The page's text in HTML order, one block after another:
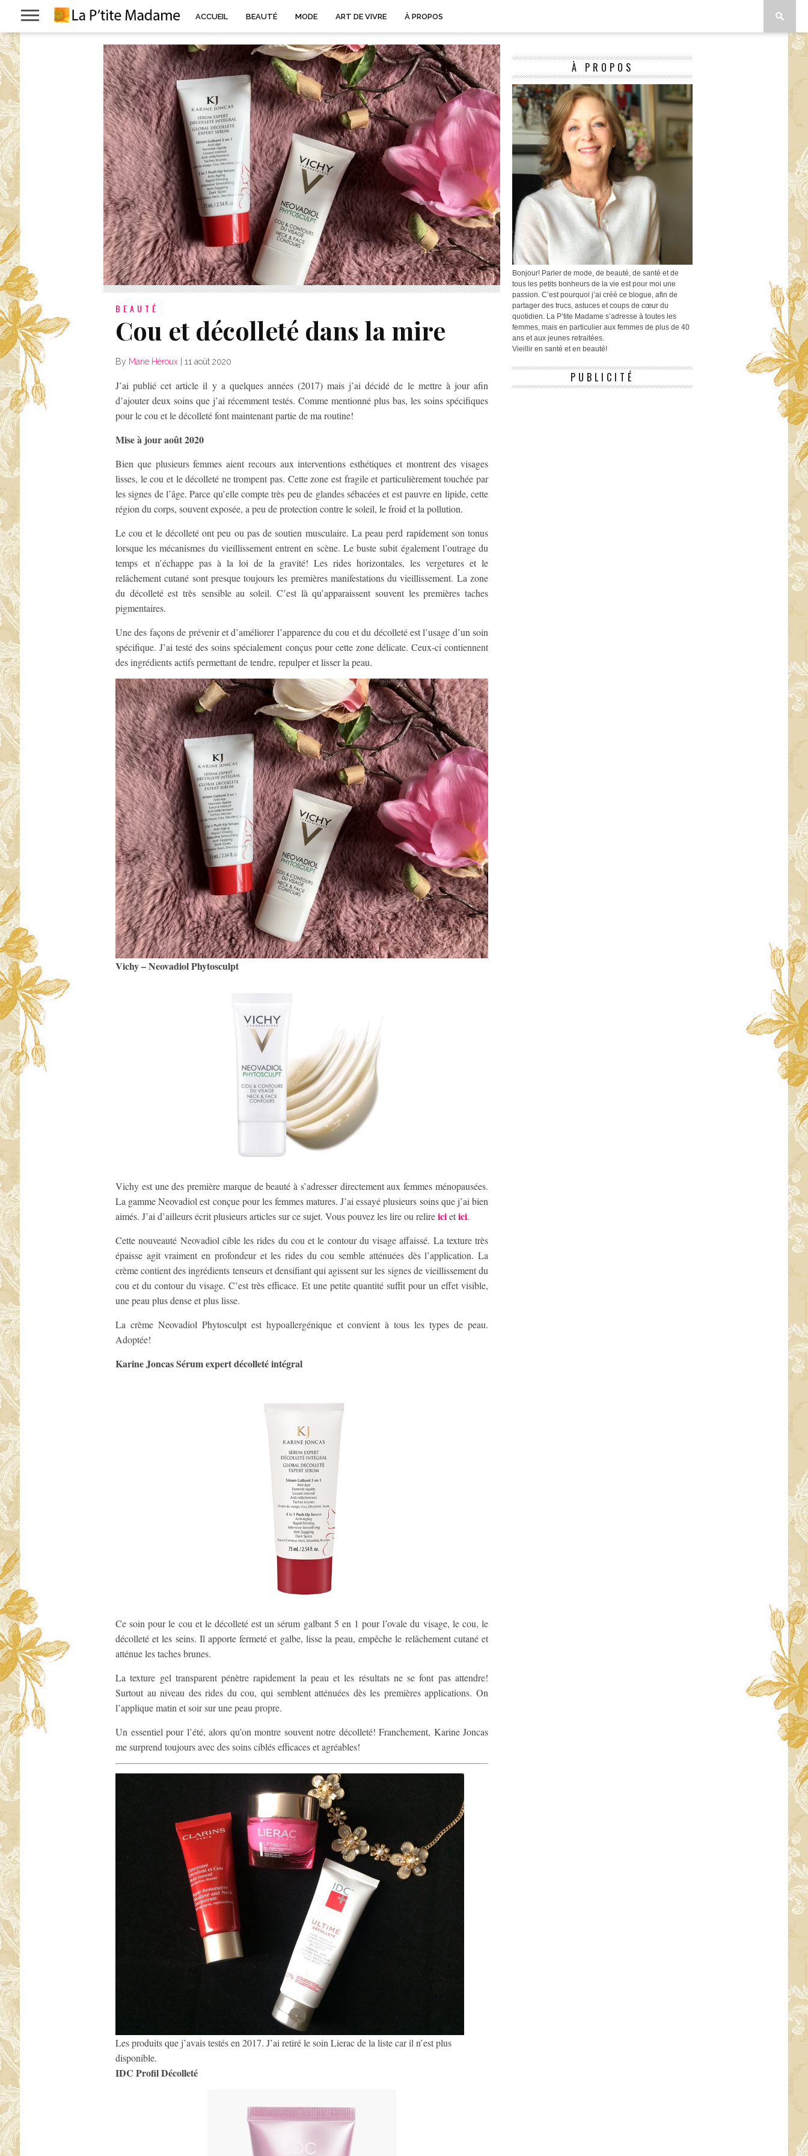
ACCUEIL BEAUTÉ MODE ART DE VIVRE À PROPOS
BEAUTÉ
Cou et décolleté dans la mire
By Marie Héroux 11 août 2020
J’ai publié cet article il y a quelques années (2017) mais j’ai décidé de le mettre à jour afin
d’ajouter deux soins que j’ai récemment testés. Comme mentionné plus bas, les soins spécifiques
pour le cou et le décolleté font maintenant partie de ma routine!
Mise à jour août 2020
Bien que plusieurs femmes aient recours aux interventions esthétiques et montrent des visages
lisses, le cou et le décolleté ne trompent pas. Cette zone est fragile et particulièrement touchée par
les signes de l’âge. Parce qu’elle compte très peu de glandes sébacées et est pauvre en lipide, cette
région du corps, souvent exposée, a peu de protection contre le soleil, le froid et la pollution.
Le cou et le décolleté ont peu ou pas de soutien musculaire. La peau perd rapidement son tonus
lorsque les mécanismes du vieillissement entrent en scène. Le buste subit également l’outrage du
temps et n’échappe pas à la loi de la gravité! Les rides horizontales, les vergetures et le
relâchement cutané sont presque toujours les premières manifestations du vieillissement. La zone
du décolleté est très sensible au soleil. C’est là qu’apparaissent souvent les premières taches
pigmentaires.
Une des façons de prévenir et d’améliorer l’apparence du cou et du décolleté est l’usage d’un soin
spécifique. J’ai testé des soins spécialement conçus pour cette zone délicate. Ceux-ci contiennent
des ingrédients actifs permettant de tendre, repulper et lisser la peau.
Vichy – Neovadiol Phytosculpt
Vichy est une des première marque de beauté à s’adresser directement aux femmes ménopausées.
La gamme Neovadiol est conçue pour les femmes matures. J’ai essayé plusieurs soins que j’ai bien
aimés. J’ai d’ailleurs écrit plusieurs articles sur ce sujet. Vous pouvez les lire ou relireicietici.
Cette nouveauté Neovadiol cible les rides du cou et le contour du visage affaissé. La texture très
épaisse agit vraiment en profondeur et les rides du cou semble atténuées dès l’application. La
crème contient des ingrédients tenseurs et densifiant qui agissent sur les signes de vieillissement du
cou et du contour du visage. C’est très efficace. Et une petite quantité suffit pour un effet visible,
une peau plus dense et plus lisse.
La crème Neovadiol Phytosculpt est hypoallergénique et convient à tous les types de peau.
Adoptée!
Karine Joncas Sérum expert décolleté intégral
Ce soin pour le cou et le décolleté est un sérum galbant 5 en 1 pour l’ovale du visage, le cou, le
décolleté et les seins. Il apporte fermeté et galbe, lisse la peau, empêche le relâchement cutané et
atténue les taches brunes.
La texture gel transparent pénètre rapidement la peau et les résultats ne se font pas attendre!
Surtout au niveau des rides du cou, qui semblent atténuées dès les premières applications. On
l’applique matin et soir sur une peau propre.
Un essentiel pour l’été, alors qu’on montre souvent notre décolleté! Franchement, Karine Joncas
me surprend toujours avec des soins ciblés efficaces et agréables!
Les produits que j’avais testés en 2017. J’ai retiré le soin Lierac de la liste car il n’est plus
disponible.
IDC Profil Décolleté
À PROPOS
Bonjour! Parler de mode, de beauté, de santé et de
tous les petits bonheurs de la vie est pour moi une
passion. C’est pourquoi j’ai créé ce blogue, afin de
partager des trucs, astuces et coups de cœur du
quotidien. La P’tite Madame s’adresse à toutes les
femmes, mais en particulier aux femmes de plus de 40
ans et aux jeunes retraitées.
Vieillir en santé et en beauté!
PUBLICITÉ